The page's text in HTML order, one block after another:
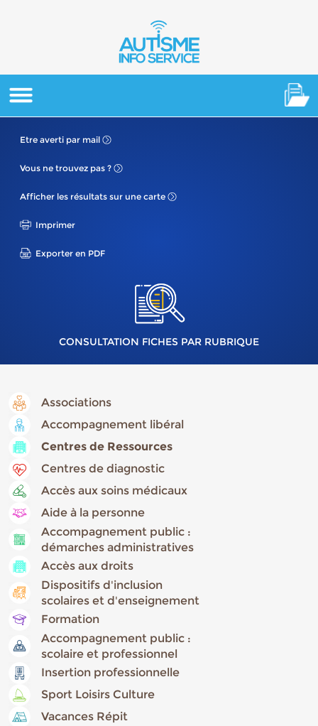
Etre averti par mail
Vous ne trouvez pas ?
Afficher les résultats sur une carte
Imprimer
Exporter en PDF
CONSULTATION FICHES PAR RUBRIQUE
Associations
Accompagnement libéral
Centres de Ressources
Centres de diagnostic
Accès aux soins médicaux
Aide à la personne
Accompagnement public :
démarches administratives
Accès aux droits
Dispositifs d'inclusion
scolaires et d'enseignement
Formation
Accompagnement public :
scolaire et professionnel
Insertion professionnelle
Sport Loisirs Culture
Vacances Répit